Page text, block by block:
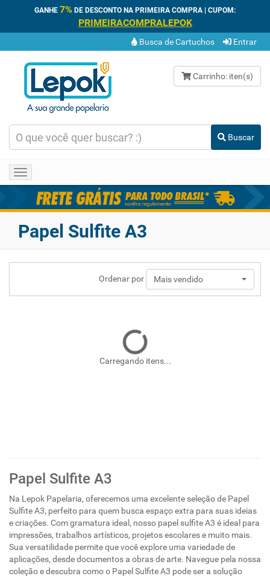
GANHE 7% DE DESCONTO NA PRIMEIRA COMPRA | CUPOM:
PRIMEIRACOMPRALEPOK
Busca de Cartuchos Entrar
Carrinho: iten(s)
Buscar
Toggle
navigation
Papel Sulfite A3
Ordenar por Mais vendido
Carregando itens...
Papel Sulfite A3
Na Lepok Papelaria, oferecemos uma excelente seleção de Papel
Sulfite A3, perfeito para quem busca espaço extra para suas ideias
e criações. Com gramatura ideal, nosso papel sulfite A3 é ideal para
impressões, trabalhos artísticos, projetos escolares e muito mais.
Sua versatilidade permite que você explore uma variedade de
aplicações, desde documentos a obras de arte. Navegue pela nossa
coleção e descubra como o Papel Sulfite A3 pode ser a solução